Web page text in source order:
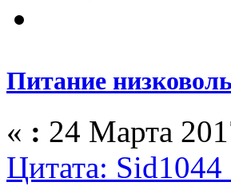
Питание
« : 24 Марта
Цитата: